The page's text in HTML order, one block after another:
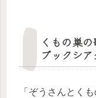
くもの巣
ブックシ
「ぞうさんとく